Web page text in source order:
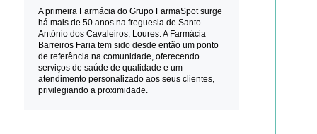
A primeira Farmácia do Grupo FarmaSpot surge
há mais de 50 anos na freguesia de Santo
António dos Cavaleiros, Loures. A Farmácia
Barreiros Faria tem sido desde então um ponto
de referência na comunidade, oferecendo
serviços de saúde de qualidade e um
atendimento personalizado aos seus clientes,
privilegiando a proximidade.